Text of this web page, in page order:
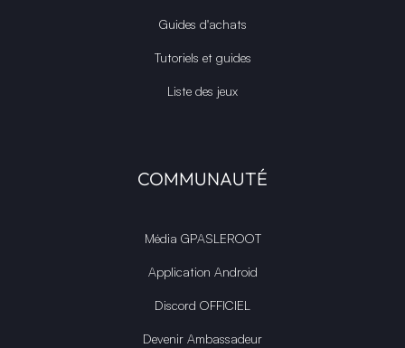
Guides d'achats
Tutoriels et guides
Liste des jeux
COMMUNAUTÉ
Média GPASLEROOT
Application Android
Discord OFFICIEL
Devenir Ambassadeur